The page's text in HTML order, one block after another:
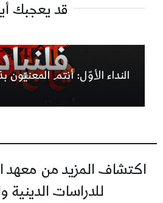
قد يعجبك
النداء الأوّل: أنتم المعنيّون
اكتشاف المزيد من معهد
للدراسات الدينية